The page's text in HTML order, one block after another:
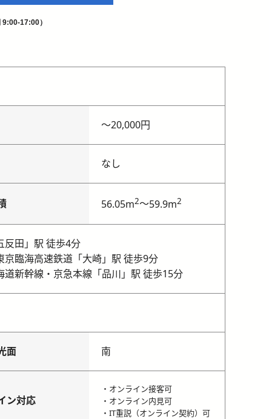
9:00-17:00）
〜20,000円
なし
56.05m2～59.9m2
反田」駅 徒歩4分
京臨海高速鉄道「大崎」駅 徒歩9分
道新幹線・京急本線「品川」駅 徒歩15分
面 南
ン対応
・オンライン接客可
・オンライン内見可
・IT重説（オンライン契約）可